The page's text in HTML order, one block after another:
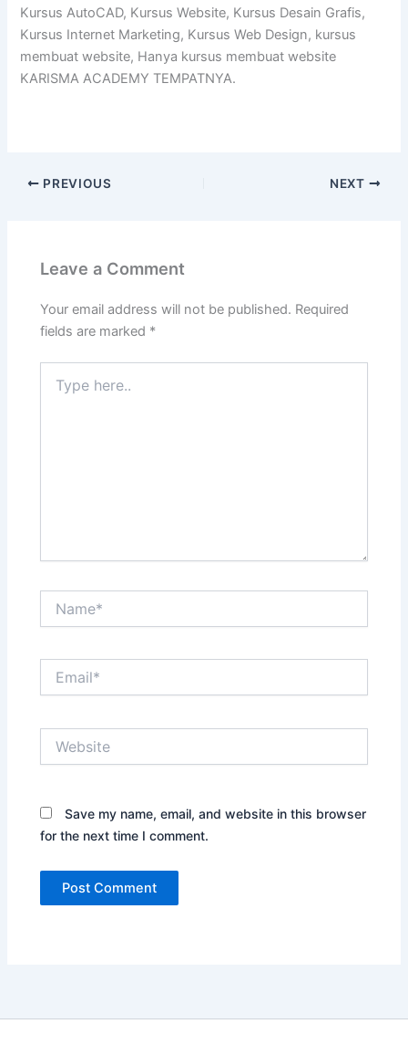
Kursus AutoCAD, Kursus Website, Kursus Desain Grafis,
Kursus Internet Marketing, Kursus Web Design, kursus
membuat website, Hanya kursus membuat website
KARISMA ACADEMY TEMPATNYA.
PREVIOUS NEXT
Leave a Comment
Your email address will not be published. Required
fields are marked *
here..
Save my name, email, and website in this browser
for the next time I comment.